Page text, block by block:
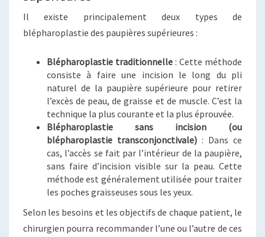
Il existe principalement deux types de
blépharoplastie des paupières supérieures :
Blépharoplastie traditionnelle : Cette méthode
consiste à faire une incision le long du pli
naturel de la paupière supérieure pour retirer
l’excès de peau, de graisse et de muscle. C’est la
technique la plus courante et la plus éprouvée.
Blépharoplastie sans incision (ou
blépharoplastie transconjonctivale) : Dans ce
cas, l’accès se fait par l’intérieur de la paupière,
sans faire d’incision visible sur la peau. Cette
méthode est généralement utilisée pour traiter
les poches graisseuses sous les yeux.
Selon les besoins et les objectifs de chaque patient, le
chirurgien pourra recommander l’une ou l’autre de ces